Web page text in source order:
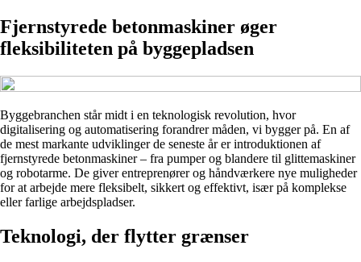
Fjernstyrede betonmaskiner øger
fleksibiliteten på byggepladsen
Byggebranchen står midt i en teknologisk revolution, hvor
digitalisering og automatisering forandrer måden, vi bygger på. En af
de mest markante udviklinger de seneste år er introduktionen af
fjernstyrede betonmaskiner – fra pumper og blandere til glittemaskiner
og robotarme. De giver entreprenører og håndværkere nye muligheder
for at arbejde mere fleksibelt, sikkert og effektivt, især på komplekse
eller farlige arbejdspladser.
Teknologi, der flytter grænser